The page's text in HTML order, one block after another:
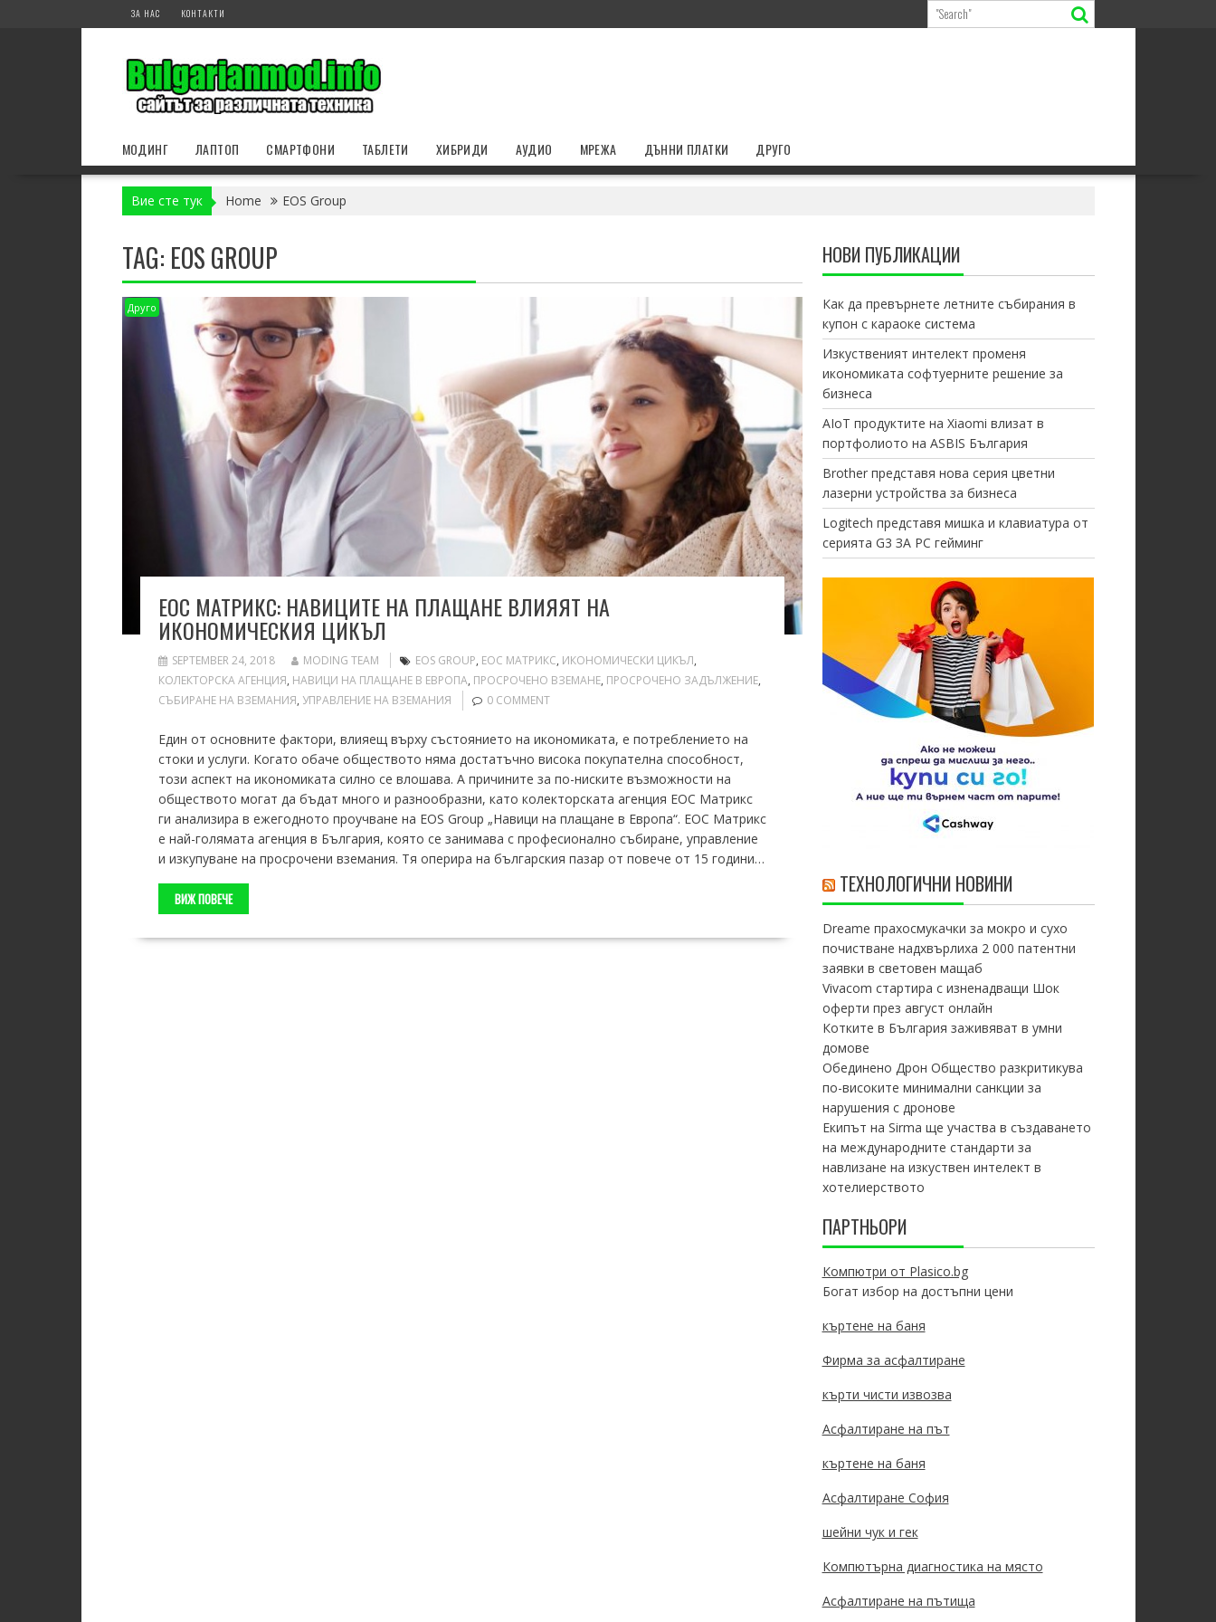
ЗА НАС КОНТАКТИ
МОДИНГ ЛАПТОП СМАРТФОНИ ТАБЛЕТИ ХИБРИДИ АУДИО МРЕЖА ДЪННИ ПЛАТКИ ДРУГО
Вие сте тук Home EOS Group
TAG: EOS GROUP
Друго
ЕОС МАТРИКС: НАВИЦИТЕ НА ПЛАЩАНЕ ВЛИЯЯТ НА
ИКОНОМИЧЕСКИЯ ЦИКЪЛ
SEPTEMBER 24, 2018 MODING TEAM EOS GROUP, ЕОС МАТРИКС, ИКОНОМИЧЕСКИ ЦИКЪЛ,
КОЛЕКТОРСКА АГЕНЦИЯ, НАВИЦИ НА ПЛАЩАНЕ В ЕВРОПА, ПРОСРОЧЕНО ВЗЕМАНЕ, ПРОСРОЧЕНО ЗАДЪЛЖЕНИЕ,
СЪБИРАНЕ НА ВЗЕМАНИЯ, УПРАВЛЕНИЕ НА ВЗЕМАНИЯ 0 COMMENT
Един от основните фактори, влияещ върху състоянието на икономиката, е потреблението на
стоки и услуги. Когато обаче обществото няма достатъчно висока покупателна способност,
този аспект на икономиката силно се влошава. А причините за по-ниските възможности на
обществото могат да бъдат много и разнообразни, като колекторската агенция ЕОС Матрикс
ги анализира в ежегодното проучване на EOS Group „Навици на плащане в Европа“. ЕОС Матрикс
е най-голямата агенция в България, която се занимава с професионално събиране, управление
и изкупуване на просрочени вземания. Тя оперира на българския пазар от повече от 15 години…
ВИЖ ПОВЕЧЕ
НОВИ ПУБЛИКАЦИИ
Как да превърнете летните събирания в
купон с караоке система
Изкуственият интелект променя
икономиката софтуерните решение за
бизнеса
AIoT продуктите на Xiaomi влизат в
портфолиото на ASBIS България
Brother представя нова серия цветни
лазерни устройства за бизнеса
Logitech представя мишка и клавиатура от
серията G3 ЗА PC гейминг
ТЕХНОЛОГИЧНИ НОВИНИ
Dreame прахосмукачки за мокро и сухо
почистване надхвърлиха 2 000 патентни
заявки в световен мащаб
Vivacom стартира с изненадващи Шок
оферти през август онлайн
Котките в България заживяват в умни
домове
Обединено Дрон Общество разкритикува
по-високите минимални санкции за
нарушения с дронове
Екипът на Sirma ще участва в създаването
на международните стандарти за
навлизане на изкуствен интелект в
хотелиерството
ПАРТНЬОРИ
Компютри от Plasico.bg
Богат избор на достъпни цени
къртене на баня
Фирма за асфалтиране
кърти чисти извозва
Асфалтиране на път
къртене на баня
Асфалтиране София
шейни чук и гек
Компютърна диагностика на място
Асфалтиране на пътища